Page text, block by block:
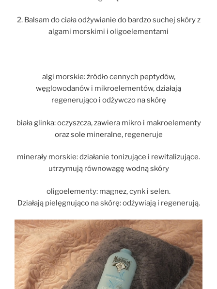
2. Balsam do ciała odżywianie do bardzo suchej skóry z
algami morskimi i oligoelementami
algi morskie: źródło cennych peptydów,
węglowodanów i mikroelementów, działają
regenerująco i odżywczo na skórę
biała glinka: oczyszcza, zawiera mikro i makroelementy
oraz sole mineralne, regeneruje
minerały morskie: działanie tonizujące i rewitalizujące.
utrzymują równowagę wodną skóry
oligoelementy: magnez, cynk i selen.
Działają pielęgnująco na skórę: odżywiają i regenerują.